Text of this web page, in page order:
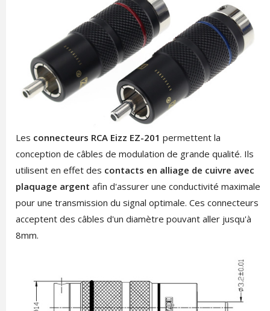
Les connecteurs RCA Eizz EZ-201 permettent la
conception de câbles de modulation de grande qualité. Ils
utilisent en effet des contacts en alliage de cuivre avec
plaquage argent afin d'assurer une conductivité maximale
pour une transmission du signal optimale. Ces connecteurs
acceptent des câbles d'un diamètre pouvant aller jusqu'à
8mm.